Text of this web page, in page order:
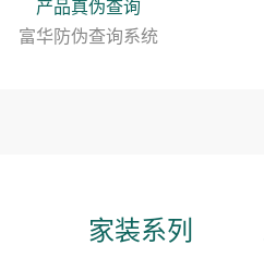
产品真伪查询
富华防伪查询系统
家装系列